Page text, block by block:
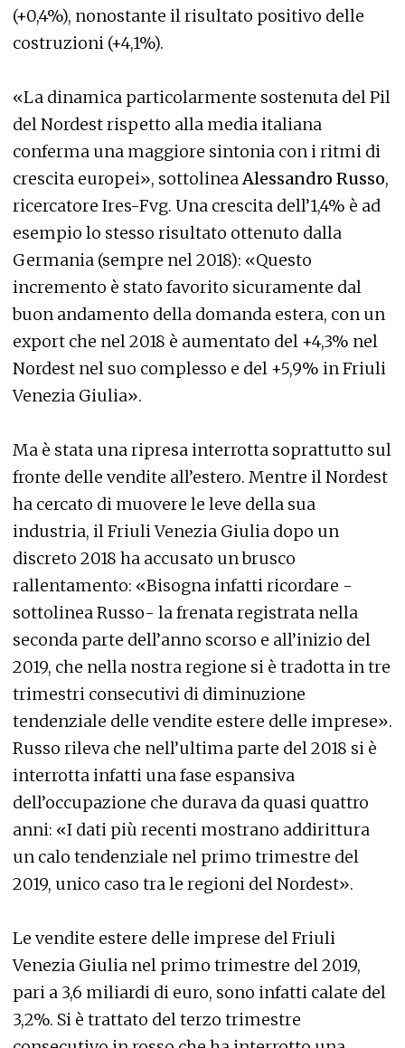
(+0,4%), nonostante il risultato positivo delle
costruzioni (+4,1%).
«La dinamica particolarmente sostenuta del Pil
del Nordest rispetto alla media italiana
conferma una maggiore sintonia con i ritmi di
crescita europei», sottolineaAlessandro Russo,
ricercatore Ires-Fvg. Una crescita dell’1,4% è ad
esempio lo stesso risultato ottenuto dalla
Germania (sempre nel 2018): «Questo
incremento è stato favorito sicuramente dal
buon andamento della domanda estera, con un
export che nel 2018 è aumentato del +4,3% nel
Nordest nel suo complesso e del +5,9% in Friuli
Venezia Giulia».
Ma è stata una ripresa interrotta soprattutto sul
fronte delle vendite all’estero. Mentre il Nordest
ha cercato di muovere le leve della sua
industria, il Friuli Venezia Giulia dopo un
discreto 2018 ha accusato un brusco
rallentamento: «Bisogna infatti ricordare -
sottolinea Russo- la frenata registrata nella
seconda parte dell’anno scorso e all’inizio del
2019, che nella nostra regione si è tradotta in tre
trimestri consecutivi di diminuzione
tendenziale delle vendite estere delle imprese».
Russo rileva che nell’ultima parte del 2018 si è
interrotta infatti una fase espansiva
dell’occupazione che durava da quasi quattro
anni: «I dati più recenti mostrano addirittura
un calo tendenziale nel primo trimestre del
2019, unico caso tra le regioni del Nordest».
Le vendite estere delle imprese del Friuli
Venezia Giulia nel primo trimestre del 2019,
pari a 3,6 miliardi di euro, sono infatti calate del
3,2%. Si è trattato del terzo trimestre